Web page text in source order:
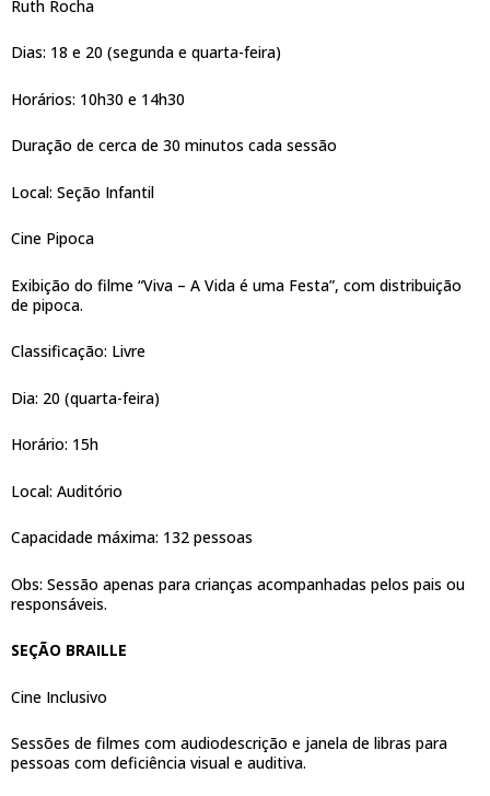
Ruth Rocha
Dias: 18 e 20 (segunda e quarta-feira)
Horários: 10h30 e 14h30
Duração de cerca de 30 minutos cada sessão
Local: Seção Infantil
Cine Pipoca
Exibição do filme “Viva – A Vida é uma Festa”, com distribuição
de pipoca.
Classificação: Livre
Dia: 20 (quarta-feira)
Horário: 15h
Local: Auditório
Capacidade máxima: 132 pessoas
Obs: Sessão apenas para crianças acompanhadas pelos pais ou
responsáveis.
SEÇÃO BRAILLE
Cine Inclusivo
Sessões de filmes com audiodescrição e janela de libras para
pessoas com deficiência visual e auditiva.